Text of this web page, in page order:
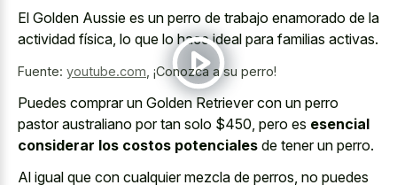
El Golden Aussie es un perro de trabajo enamorado de la
actividad física, lo que lo hace ideal para familias activas.
Fuente: youtube.com ¡Conozca a su perro!
Puedes comprar un Golden Retriever con un perro
pastor australiano por tan solo $450, pero es esencial
considerar los costos potenciales de tener un perro.
Al igual que con cualquier mezcla de perros, no puedes